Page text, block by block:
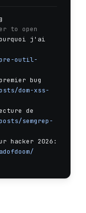
to open
j'ai
outil-
bug
dom-xss-
de
semgrep-
hacker 2026: